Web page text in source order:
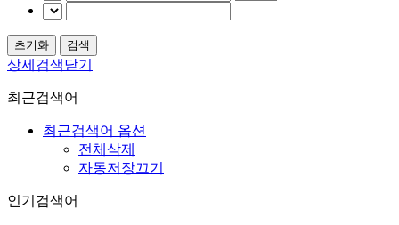
상세검색닫기
최근검색어
최근검색어 옵션
전체삭제
자동저장끄기
인기검색어